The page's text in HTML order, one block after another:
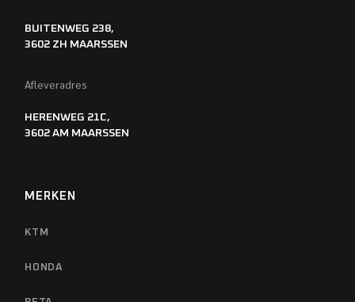
BUITENWEG 238,
3602 ZH MAARSSEN
Afleveradres
HERENWEG 21C,
3602 AM MAARSSEN
MERKEN
KTM
HONDA